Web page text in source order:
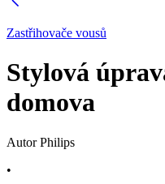
Zastřihovače vousů
Stylová
domova
Autor Philips
•